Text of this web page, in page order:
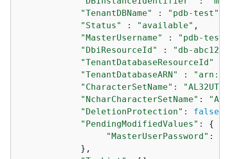
"TenantDBName"
: "pdb-test"
"Status"
: "available" ,
"MasterUsername"
:
"pdb-test-
"DbiResourceId"
: "db-abc123"
"TenantDatabaseResourceId"
"TenantDatabaseARN"
:
"CharacterSetName" :
"NcharCharacterSetName" :
"DeletionProtection" : false
"PendingModifiedValues" : {
"MasterUserPassword" :
            },